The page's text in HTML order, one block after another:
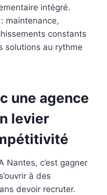
intégré.
: maintenance,
constants
solutions au rythme
une agence
levier
Nantes, c’est gagner
à des
devoir recruter.